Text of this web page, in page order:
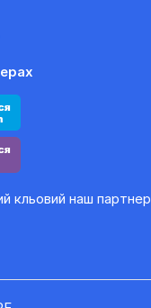
кльовий наш партнер